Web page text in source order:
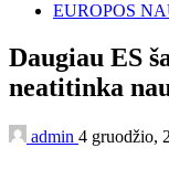
EUROPOS
Daugiau ES
neatitinka
admin 4 gruodžio,